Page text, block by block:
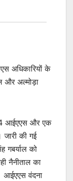
अधिकारियों के
और अल्मोड़ा
आईएएस और एक
जारी की गई
गबर्याल को
नैनीताल का
आईएएस वंदना